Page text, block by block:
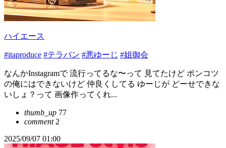
ハイエース
#itaproduce #テラバン #悪ゆーじ #姐御会
なんかInstagramで 流行ってるな〜って 見てたけど ポンコツ
の俺にはできないけど 仲良くしてる ゆーじが どーせできな
いしょ？って 画像作ってくれ...
thumb_up 77
comment2
2025/09/07 01:00